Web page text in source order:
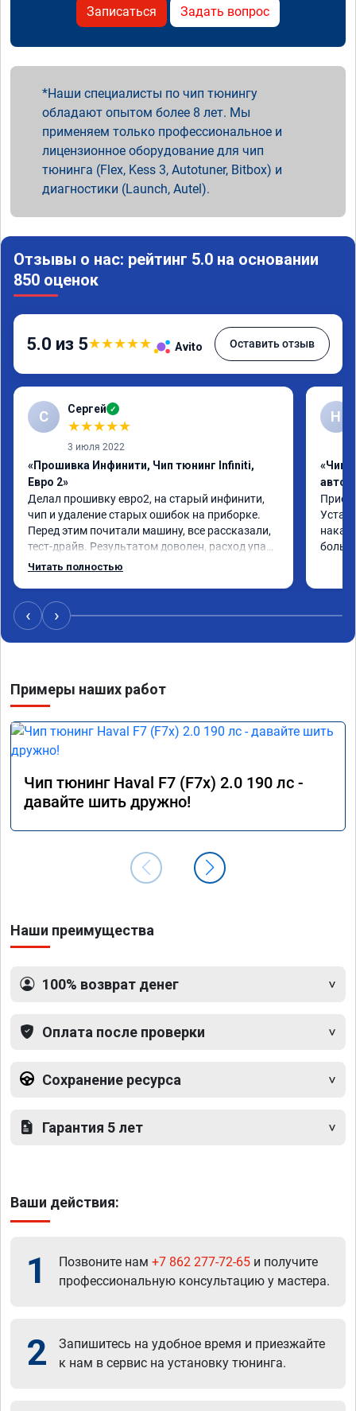
Записаться Задать вопрос
Наши специалисты по чип тюнингу
обладают опытом более 8 лет. Мы
применяем только профессиональное и
лицензионное оборудование для чип
тюнинга (Flex, Kess 3, Autotuner, Bitbox) и
диагностики (Launch, Autel).
Отзывы о нас: рейтинг 5.0 на основании
850 оценок
5.0 из 5★★★★★ Avito Оставить отзыв
С Сергей ✓
★★★★★
3 июля 2022
«Прошивка Инфинити, Чип тюнинг Infiniti,
Евро 2»
Делал прошивку евро2, на старый инфинити,
чип и удаление старых ошибок на приборке.
Перед этим почитали машину, все рассказали,
тест-драйв. Результатом доволен, расход упал,
машина стала еще чуть бодрее)
Читать полностью
Н
«Чип
накат
‹ ›
Примеры наших работ
Чип тюнинг Haval F7 (F7x) 2.0 190 лс -
давайте шить дружно!
Наши преимущества
100% возврат денег
Оплата после проверки
Сохранение ресурса
Гарантия 5 лет
Ваши действия:
1 Позвоните нам +7 862 277-72-65 и получите
профессиональную консультацию у мастера.
2
Запишитесь на удобное время и приезжайте
к нам в сервис на установку тюнинга.